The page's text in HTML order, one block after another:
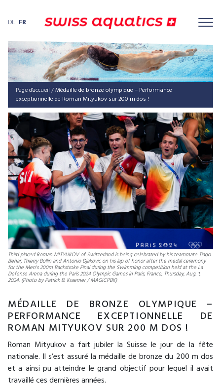
DE FR
Page d'accueil /Médaille de bronze olympique – Performance
exceptionnelle de Roman Mityukov sur 200 m dos !
Third placed Roman MITYUKOV of Switzerland is being celebrated by his teammate Tiago
Behar, Thierry Bollin and Antonio Djakovic on his lap of honor after the medal ceremony
for the Men's 200m Backstroke Final during the Swimming competition held at the La
Defense Arena during the Paris 2024 Olympic Games in Paris, France, Thursday, Aug. 1,
2024. (Photo by Patrick B. Kraemer / MAGICPBK)
MÉDAILLE DE BRONZE OLYMPIQUE –
PERFORMANCE EXCEPTIONNELLE DE
ROMAN MITYUKOV SUR 200 M DOS !
Roman Mityukov a fait jubiler la Suisse le jour de la fête
nationale. Il s’est assuré la médaille de bronze du 200 m dos
et a ainsi pu atteindre le grand objectif pour lequel il avait
travaillé ces dernières années.